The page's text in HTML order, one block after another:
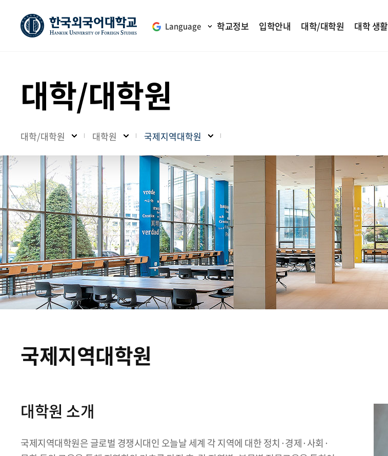
Language 학교정보 입학안내 대학/대학원 대학 생활
대학/대학원
대학/대학원 대학원 국제지역대학원
국제지역대학원
대학원 소개
국제지역대학원은 글로벌 경쟁시대인 오늘날 세계 각 지역에 대한 정치·경제·사회·